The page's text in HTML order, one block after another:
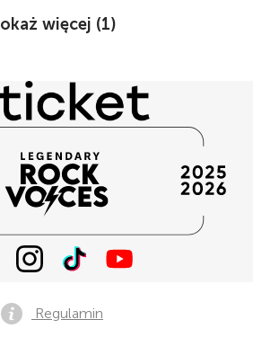
więcej (1)
Regulamin